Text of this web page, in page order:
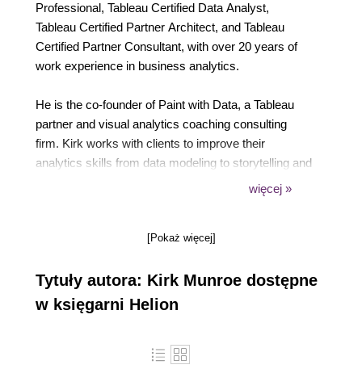
Professional, Tableau Certified Data Analyst,
Tableau Certified Partner Architect, and Tableau
Certified Partner Consultant, with over 20 years of
work experience in business analytics.
He is the co-founder of Paint with Data, a Tableau
partner and visual analytics coaching consulting
firm. Kirk works with clients to improve their
analytics skills from data modeling to storytelling and
presenting. Kirk has worked at analytics software
management, marketing, sales enablement, and
więcej »
[Pokaż więcej]
Tytuły autora: Kirk Munroe dostępne
w księgarni Helion